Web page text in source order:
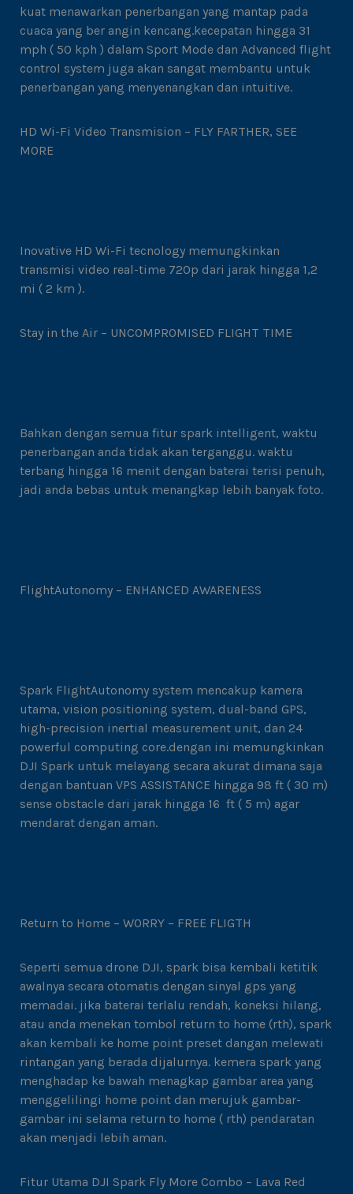
kuat menawarkan penerbangan yang mantap pada
cuaca yang ber angin kencang.kecepatan hingga 31
mph ( 50 kph ) dalam Sport Mode dan Advanced flight
control system juga akan sangat membantu untuk
penerbangan yang menyenangkan dan intuitive.
HD Wi-Fi Video Transmision – FLY FARTHER, SEE
MORE
Inovative HD Wi-Fi tecnology memungkinkan
transmisi video real-time 720p dari jarak hingga 1,2
mi ( 2 km ).
Stay in the Air – UNCOMPROMISED FLIGHT TIME
Bahkan dengan semua fitur spark intelligent, waktu
penerbangan anda tidak akan terganggu. waktu
terbang hingga 16 menit dengan baterai terisi penuh,
jadi anda bebas untuk menangkap lebih banyak foto.
FlightAutonomy – ENHANCED AWARENESS
Spark FlightAutonomy system mencakup kamera
utama, vision positioning system, dual-band GPS,
high-precision inertial measurement unit, dan 24
powerful computing core.dengan ini memungkinkan
DJI Spark untuk melayang secara akurat dimana saja
dengan bantuan VPS ASSISTANCE hingga 98 ft ( 30 m)
sense obstacle dari jarak hingga 16 ft ( 5 m) agar
mendarat dengan aman.
Return to Home – WORRY – FREE FLIGTH
Seperti semua drone DJI, spark bisa kembali ketitik
awalnya secara otomatis dengan sinyal gps yang
memadai. jika baterai terlalu rendah, koneksi hilang,
atau anda menekan tombol return to home (rth), spark
akan kembali ke home point preset dangan melewati
rintangan yang berada dijalurnya. kemera spark yang
menghadap ke bawah menagkap gambar area yang
menggelilingi home point dan merujuk gambar-
gambar ini selama return to home ( rth) pendaratan
akan menjadi lebih aman.
Fitur Utama DJI Spark Fly More Combo – Lava Red